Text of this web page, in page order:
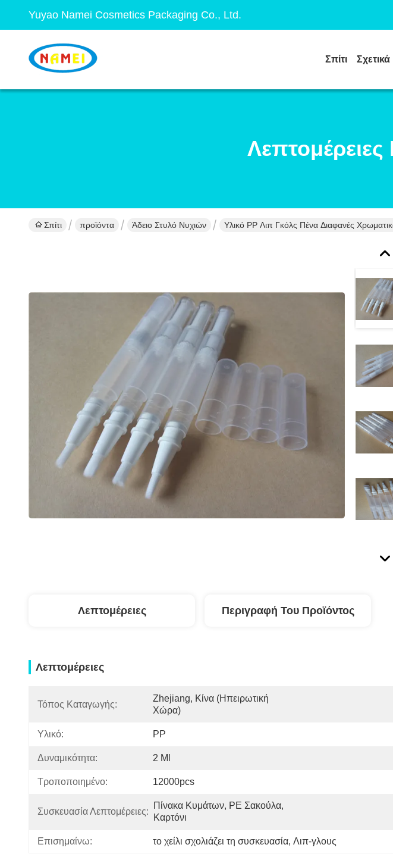
Yuyao Namei Cosmetics Packaging Co., Ltd.
Σπίτι
Λεπτομέρειες
Σπίτι προϊόντα Άδειο Στυλό Νυχιών Υλικό PP Λιπ Γκόλς Πένα Διαφανές
Λεπτομέρειες Περιγραφή Του Προϊόντος
Λεπτομέρειες
Τόπος Καταγωγής:
Zhejiang, Κίνα (ηπειρωτική
Χώρα)
Υλικό: PP
Δυναμικότητα: 2 Ml
Τροποποιημένο: 12000pcs
Συσκευασία Λεπτομέρειες:
Πίνακα Κυμάτων, PE Σακούλα,
Καρτόνι
Επισημαίνω: το χείλι σχολιάζει τη συσκευασία, Λιπ-γλους